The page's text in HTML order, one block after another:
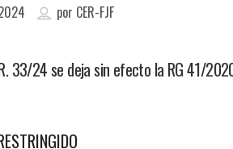
por CER-FJF
33/24 se deja sin efecto la RG 41/